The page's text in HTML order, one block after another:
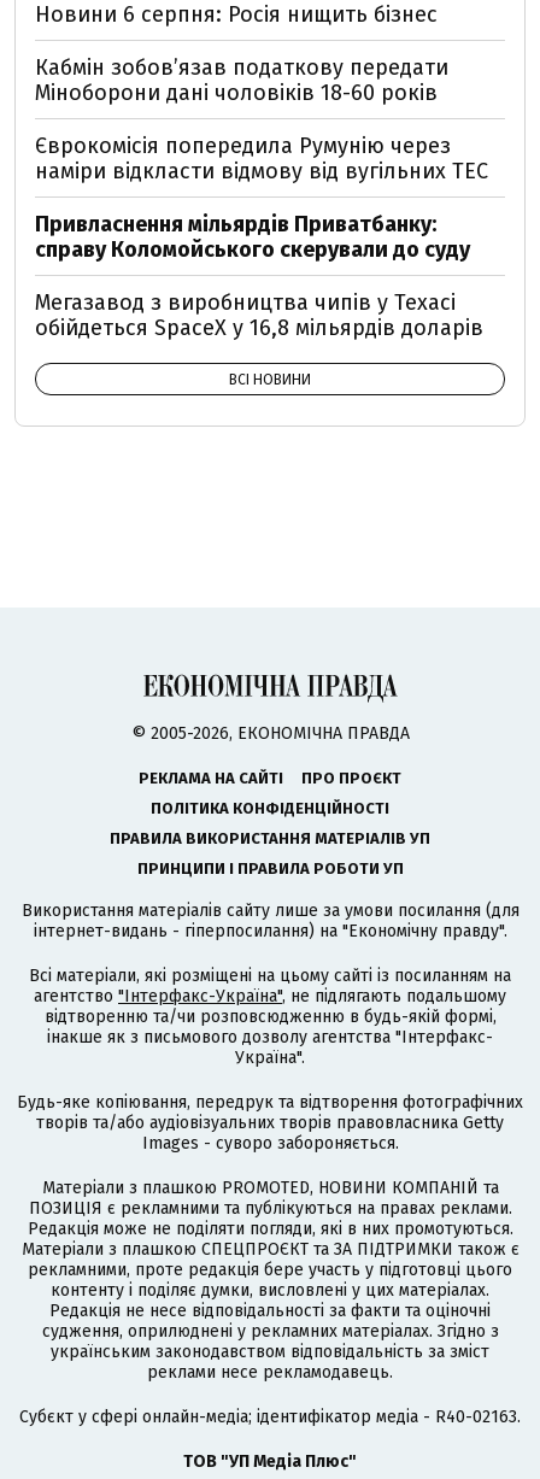
Новини 6 серпня: Росія нищить бізнес
Кабмін зобовʼязав податкову передати
Міноборони дані чоловіків 18-60 років
Єврокомісія попередила Румунію через
наміри відкласти відмову від вугільних ТЕС
Привласнення мільярдів Приватбанку:
справу Коломойського скерували до суду
Мегазавод з виробництва чипів у Техасі
обійдеться SpaceX у 16,8 мільярдів доларів
ВСІ НОВИНИ
© 2005-2026, ЕКОНОМІЧНА ПРАВДА
РЕКЛАМА НА САЙТІ
ПРО ПРОЄКТ
ПОЛІТИКА КОНФІДЕНЦІЙНОСТІ
ПРАВИЛА ВИКОРИСТАННЯ МАТЕРІАЛІВ УП
ПРИНЦИПИ І ПРАВИЛА РОБОТИ УП
Використання матеріалів сайту лише за умови посилання (для
інтернет-видань - гіперпосилання) на "Економічну правду".
Всі матеріали, які розміщені на цьому сайті із посиланням на
агентство "Інтерфакс-Україна", не підлягають подальшому
відтворенню та/чи розповсюдженню в будь-якій формі,
інакше як з письмового дозволу агентства "Інтерфакс-
Україна".
Будь-яке копіювання, передрук та відтворення фотографічних
творів та/або аудіовізуальних творів правовласника Getty
Images - суворо забороняється.
Матеріали з плашкою PROMOTED, НОВИНИ КОМПАНІЙ та
ПОЗИЦІЯ є рекламними та публікуються на правах реклами.
Редакція може не поділяти погляди, які в них промотуються.
Матеріали з плашкою СПЕЦПРОЄКТ та ЗА ПІДТРИМКИ також є
рекламними, проте редакція бере участь у підготовці цього
контенту і поділяє думки, висловлені у цих матеріалах.
Редакція не несе відповідальності за факти та оціночні
судження, оприлюднені у рекламних матеріалах. Згідно з
українським законодавством відповідальність за зміст
реклами несе рекламодавець.
Cубєкт у сфері онлайн-медіа; ідентифікатор медіа - R40-02163.
ТОВ "УП Медіа Плюс"